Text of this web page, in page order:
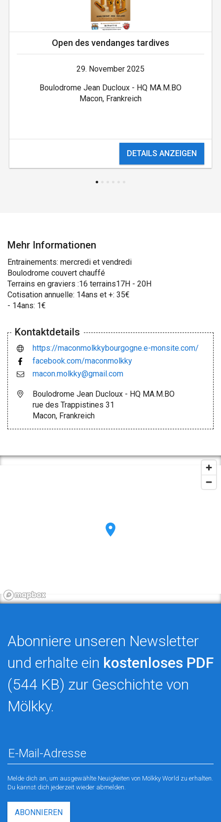
Open des vendanges tardives
29. November 2025
Boulodrome Jean Ducloux - HQ MA.M.BO
Macon, Frankreich
DETAILS ANZEIGEN
Mehr Informationen
Entrainements: mercredi et vendredi
Boulodrome couvert chauffé
Terrains en graviers :16 terrains17H - 20H
Cotisation annuelle: 14ans et +: 35€
- 14ans: 1€
Kontaktdetails
https://maconmolkkybourgogne.e-monsite.com/
facebook.com/maconmolkky
macon.molkky@gmail.com
Boulodrome Jean Ducloux - HQ MA.M.BO
rue des Trappistines 31
Macon, Frankreich
Abonniere unseren Newsletter
und erhalte ein kostenloses PDF
(544 KB) zur Geschichte von
Mölkky.
Melde dich an, um ausgewählte Neuigkeiten von Mölkky World zu erhalten.
Du kannst dich jederzeit wieder abmelden.
ABONNIEREN